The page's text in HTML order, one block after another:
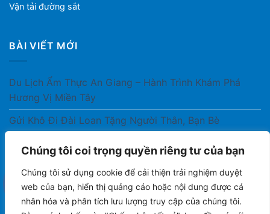
Chúng tôi coi trọng quyền riêng tư của bạn
Chúng tôi sử dụng cookie để cải thiện trải nghiệm duyệt
web của bạn, hiển thị quảng cáo hoặc nội dung được cá
nhân hóa và phân tích lưu lượng truy cập của chúng tôi.
Vận tải đường sắt
BÀI VIẾT MỚI
Du Lịch Ẩm Thực An Giang – Hành Trình Khám Phá
Hương Vị Miền Tây
Gửi Khô Đi Đài Loan Tặng Người Thân, Bạn Bè
Gửi Thuốc Cho Người Thân Ở Nước Ngoài Có Được
Không?
Gửi Công Văn, Tài Liệu Hỏa Tốc Từ Nam Ra Bắc
Gửi Cà Phê Đóng Gói Sang Áo Có Được Không?